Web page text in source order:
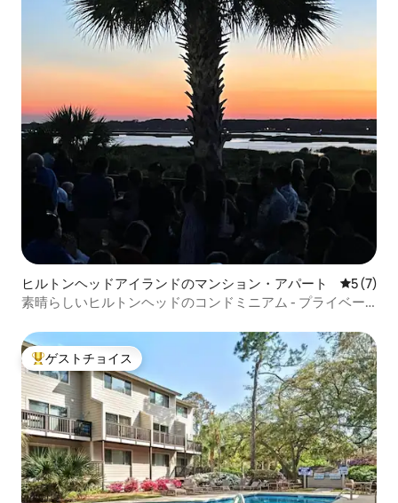
ヒルトンヘッドアイランドのマンション・アパート レビュー
5 (7)
素晴らしいヒルトンヘッドのコンドミニアム - プライベー
大好評のゲストチョイスです。
ゲストチョイス